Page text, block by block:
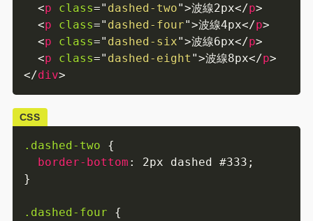
<p class=" dashed-two">波線2px</p>
<p class=" dashed-four">波線4px</p>
<p class=" dashed-six">波線6px</p>
<p class=" dashed-eight ">波線8px</p>
</div>
CSS
.dashed-two
{
border-bottom : 2px dashed #333 ;
}
.dashed-four
{